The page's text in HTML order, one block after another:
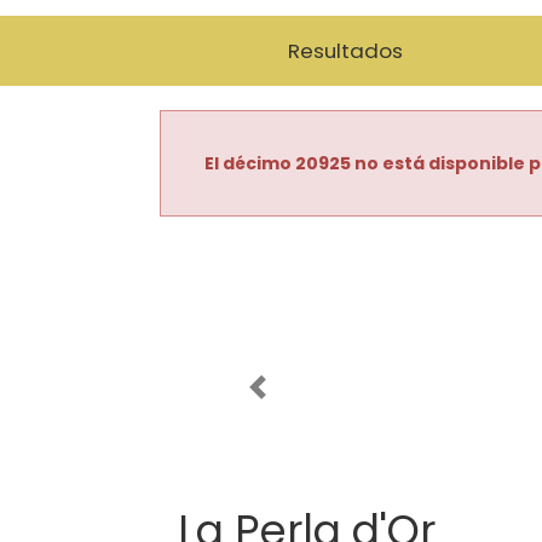
Resultados
El décimo 20925 no está disponible
Imagen anterior